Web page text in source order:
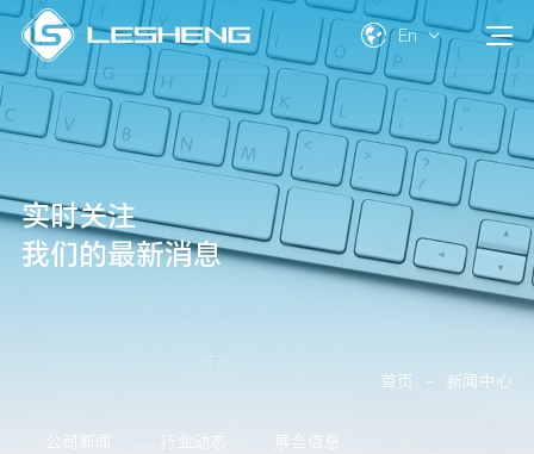
En
实时关注
我们的最新消息
首页 - 新闻中心
公司新闻 行业动态 展会信息